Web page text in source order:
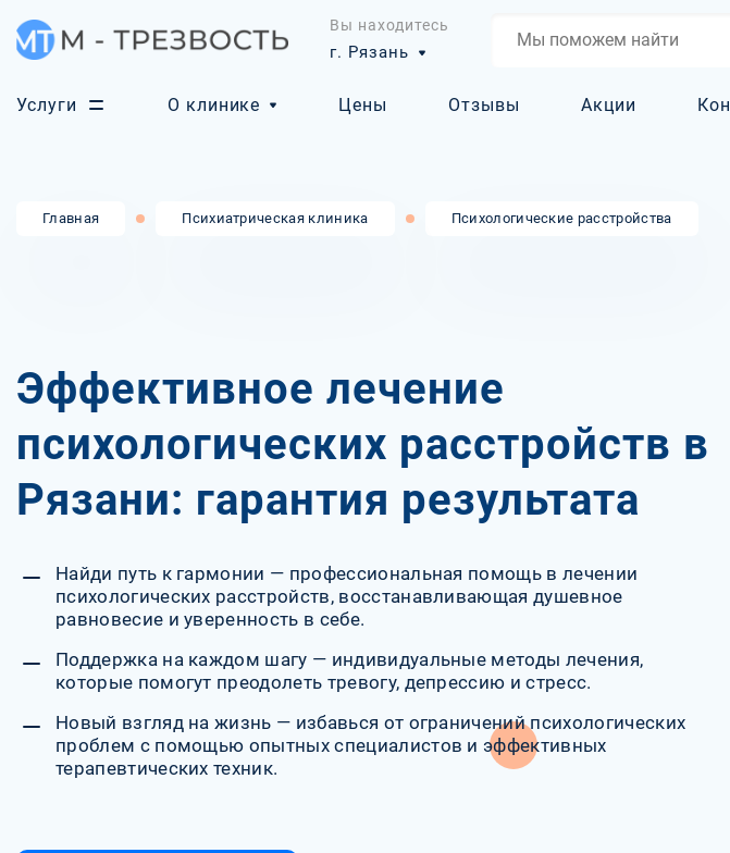
Вы находитесь
г. Рязань
Услуги О клинике Цены Отзывы Акции
Главная Психиатрическая клиника Психологические расстройства
Эффективное лечение
психологических расстройств в
Рязани: гарантия результата
Найди путь к гармонии — профессиональная помощь в лечении
психологических расстройств, восстанавливающая душевное
равновесие и уверенность в себе.
Поддержка на каждом шагу — индивидуальные методы лечения,
которые помогут преодолеть тревогу, депрессию и стресс.
Новый взгляд на жизнь — избавься от ограничений психологических
проблем с помощью опытных специалистов и эффективных
терапевтических техник.